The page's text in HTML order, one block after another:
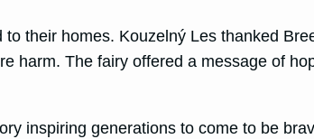
their homes. Kouzelný Les thanked
harm. The fairy offered a message of
inspiring generations to come to be